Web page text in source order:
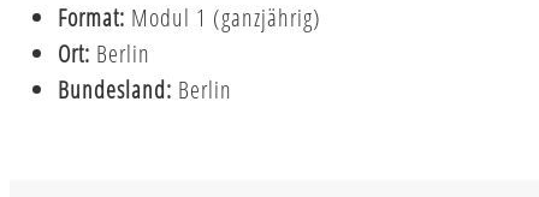
Format: Modul 1 (ganzjährig)
Ort: Berlin
Bundesland: Berlin